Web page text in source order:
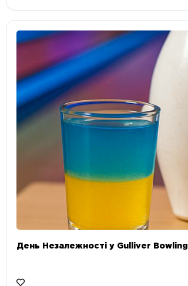
День Незалежності у Gulliver Bowling